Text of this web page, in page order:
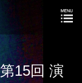
15回 演